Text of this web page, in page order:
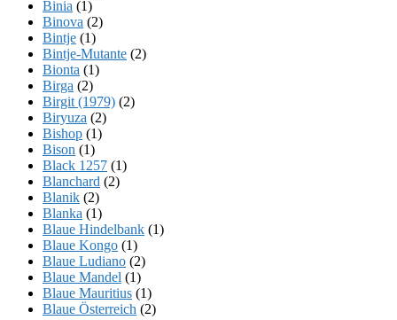
Binia (1)
Binova (2)
Bintje (1)
Bintje-Mutante (2)
Bionta (1)
Birga (2)
Birgit (1979) (2)
Biryuza (2)
Bishop (1)
Bison (1)
Black 1257 (1)
Blanchard (2)
Blanik (2)
Blanka (1)
Blaue Hindelbank (1)
Blaue Kongo (1)
Blaue Ludiano (2)
Blaue Mandel (1)
Blaue Mauritius (1)
Blaue Österreich (2)